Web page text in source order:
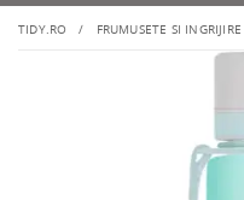
TIDY.RO FRUMUSETE SI INGRIJIRE